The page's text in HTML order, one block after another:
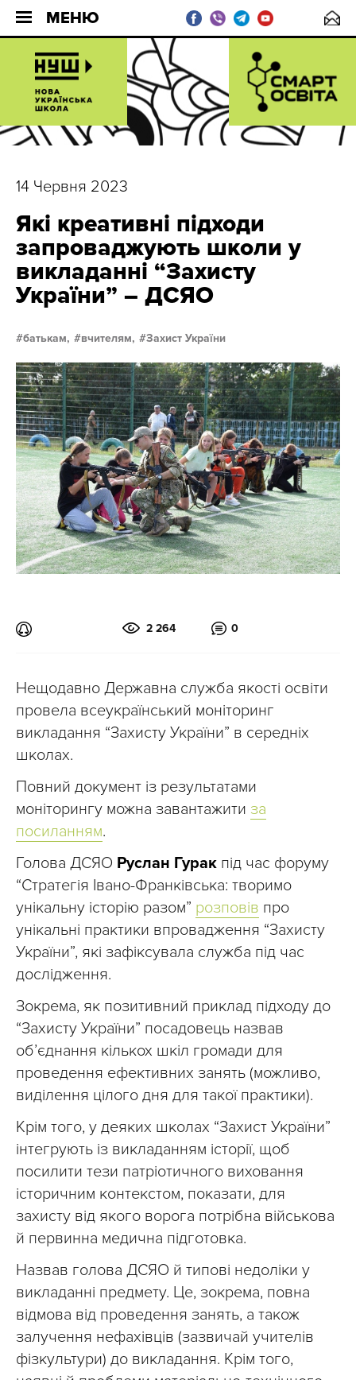
МЕНЮ
14 Червня 2023
Які креативні підходи
запроваджують школи у
викладанні “Захисту
України” – ДСЯО
батькам, вчителям, Захист України
2 264 0
Нещодавно Державна служба якості освіти
провела всеукраїнський моніторинг
викладання “Захисту України” в середніх
школах.
Повний документ із результатами
моніторингу можна завантажити за
посиланням.
Голова ДСЯО Руслан Гурак під час форуму
“Стратегія Івано-Франківська: творимо
унікальну історію разом” розповів про
унікальні практики впровадження “Захисту
України”, які зафіксувала служба під час
дослідження.
Зокрема, як позитивний приклад підходу до
“Захисту України” посадовець назвав
об’єднання кількох шкіл громади для
проведення ефективних занять (можливо,
виділення цілого дня для такої практики).
Крім того, у деяких школах “Захист України”
інтегрують із викладанням історії, щоб
посилити тези патріотичного виховання
історичним контекстом, показати, для
захисту від якого ворога потрібна військова
й первинна медична підготовка.
Назвав голова ДСЯО й типові недоліки у
викладанні предмету. Це, зокрема, повна
відмова від проведення занять, а також
залучення нефахівців (зазвичай учителів
фізкультури) до викладання. Крім того,